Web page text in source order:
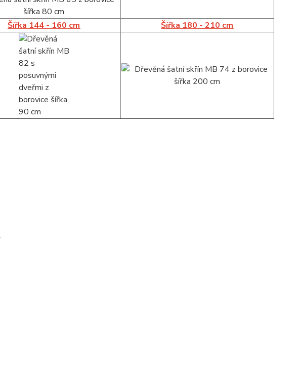
Šířka 144 - 160 cm Šířka 180 - 210 cm